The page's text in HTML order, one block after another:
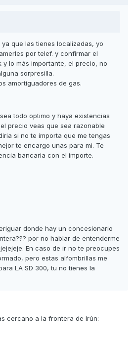
ya que las tienes localizadas, yo
por telef. y confirmar el
y lo más importante, el precio, no
sorpresilla.
amortiguadores de gas.
todo optimo y haya existencias
precio veas que sea razonable
si no te importa que me tengas
te encargo unas para mi. Te
bancaria con el importe.
donde hay un concesionario
por no hablar de entenderme
En caso de ir no te preocupes
pero estas alfombrillas me
LA SD 300, tu no tienes la
cercano a la frontera de Irún: